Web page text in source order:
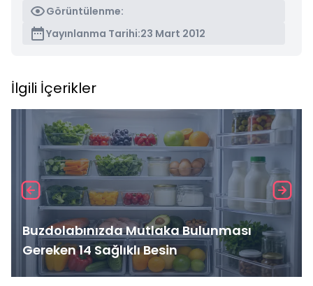
Görüntülenme:
Yayınlanma Tarihi:23 Mart 2012
İlgili İçerikler
Buzdolabınızda Mutlaka Bulunması
Gereken 14 Sağlıklı Besin